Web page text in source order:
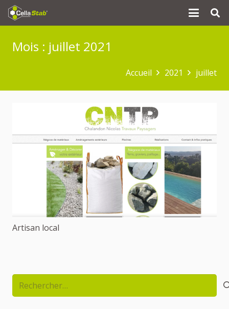
Mois : juillet 2021
Accueil 2021 juillet
Artisan local
Rechercher :